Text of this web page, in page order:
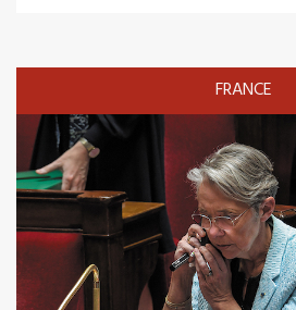
FRANCE